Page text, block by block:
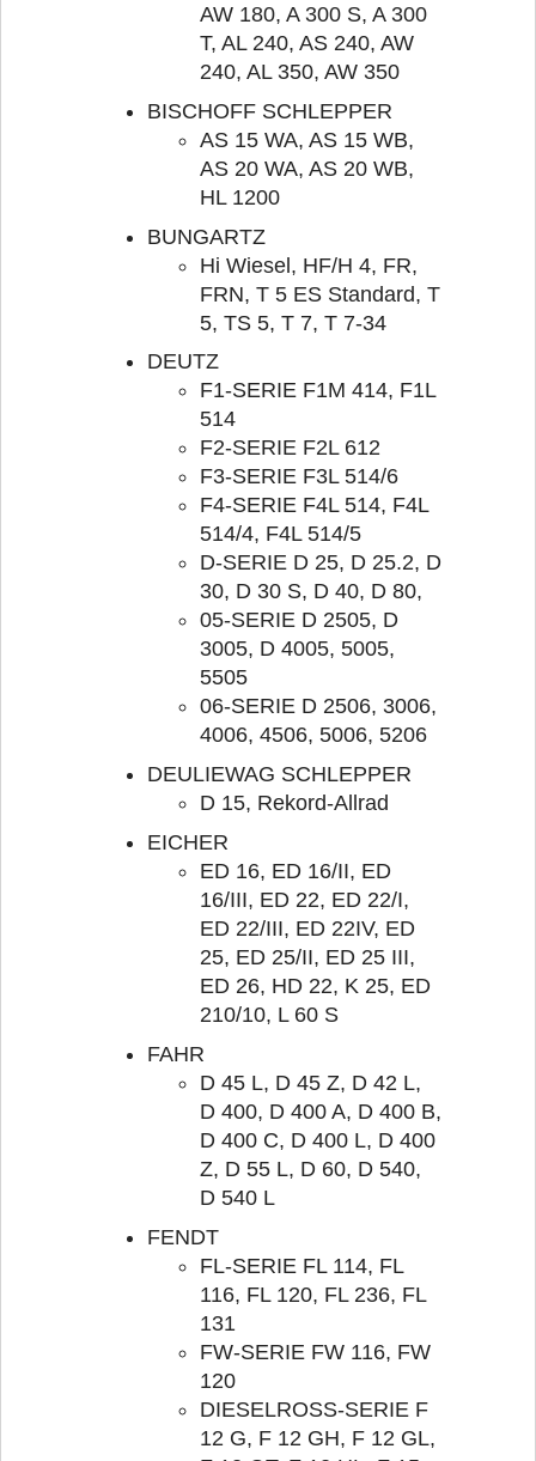
AW 180, A 300 S, A 300
T, AL 240, AS 240, AW
240, AL 350, AW 350
BISCHOFF SCHLEPPER
AS 15 WA, AS 15 WB,
AS 20 WA, AS 20 WB,
HL 1200
BUNGARTZ
Hi Wiesel, HF/H 4, FR,
FRN, T 5 ES Standard, T
5, TS 5, T 7, T 7-34
DEUTZ
F1-SERIE F1M 414, F1L
514
F2-SERIE F2L 612
F3-SERIE F3L 514/6
F4-SERIE F4L 514, F4L
514/4, F4L 514/5
D-SERIE D 25, D 25.2, D
30, D 30 S, D 40, D 80,
05-SERIE D 2505, D
3005, D 4005, 5005,
5505
06-SERIE D 2506, 3006,
4006, 4506, 5006, 5206
DEULIEWAG SCHLEPPER
D 15, Rekord-Allrad
EICHER
ED 16, ED 16/II, ED
16/III, ED 22, ED 22/I,
ED 22/III, ED 22IV, ED
25, ED 25/II, ED 25 III,
ED 26, HD 22, K 25, ED
210/10, L 60 S
FAHR
D 45 L, D 45 Z, D 42 L,
D 400, D 400 A, D 400 B,
D 400 C, D 400 L, D 400
Z, D 55 L, D 60, D 540,
D 540 L
FENDT
FL-SERIE FL 114, FL
116, FL 120, FL 236, FL
131
FW-SERIE FW 116, FW
120
DIESELROSS-SERIE F
12 G, F 12 GH, F 12 GL,